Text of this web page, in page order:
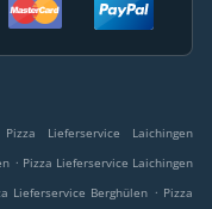
Pizza Lieferservice Laichingen
. Pizza Lieferservice Laichingen
Lieferservice Berghülen . Pizza